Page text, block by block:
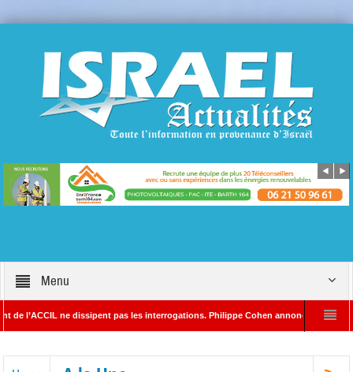
Menu
ne dissipent pas les interrogations. Philippe Cohen annonce se réserver le